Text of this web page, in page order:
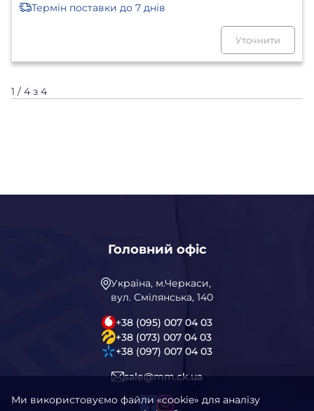
Термін поставки до 7 днів
Уточнити
1 / 4 з 4
Головний офіс
Україна, м.Черкаси,
вул. Смілянська, 140
+38 (095) 007 04 03
+38 (073) 007 04 03
+38 (097) 007 04 03
sale@mm.ck.ua
Ми використовуємо файли «cookie» для аналізу